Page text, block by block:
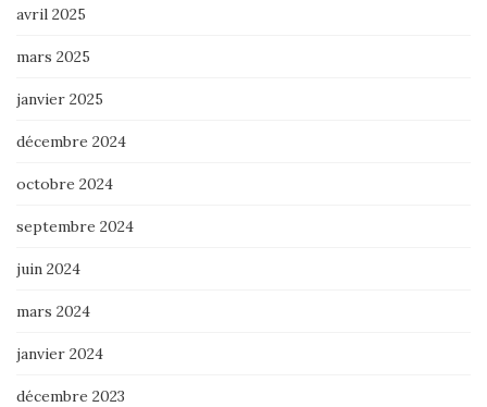
avril 2025
mars 2025
janvier 2025
décembre 2024
octobre 2024
septembre 2024
juin 2024
mars 2024
janvier 2024
décembre 2023